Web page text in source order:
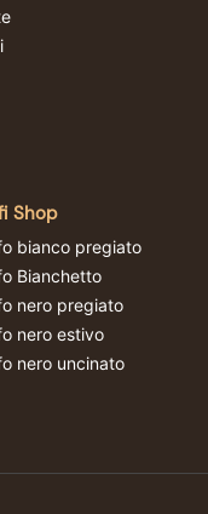
Shop
bianco pregiato
Bianchetto
nero pregiato
nero estivo
nero uncinato